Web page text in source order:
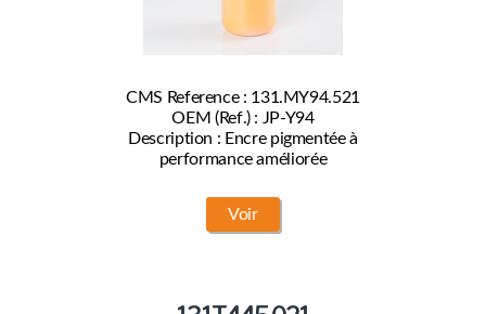
CMS Reference : 131.MY94.521
OEM (Ref.) : JP-Y94
Description : Encre pigmentée à
performance améliorée
Voir